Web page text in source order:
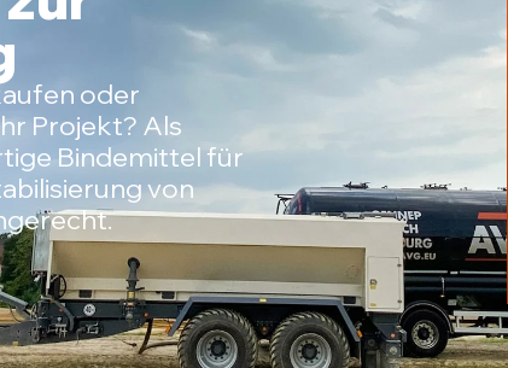
oder
Projekt? Als
Bindemittel für
von